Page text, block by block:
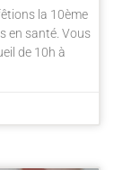
la 10ème
en santé. Vous
de 10h à